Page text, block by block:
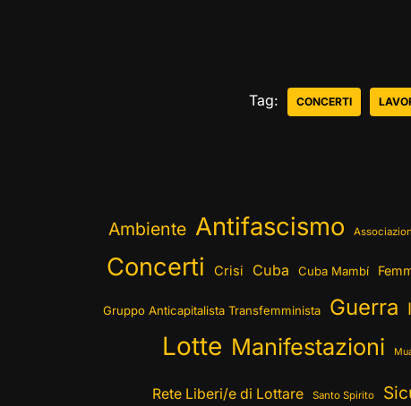
Tag: CONCERTI
Ambiente Antifascismo
Concerti Crisi Cuba Cuba Mambí
Gruppo Anticapitalista Transfemminista Guerra
Lotte Manifestazioni
Rete Liberi/e di Lottare Santo Spirito